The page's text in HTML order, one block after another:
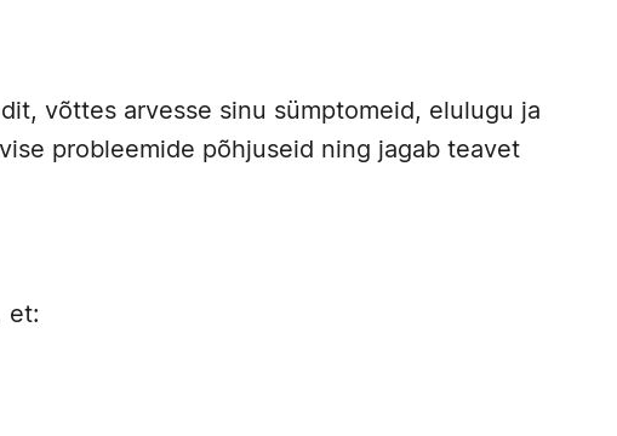
võttes arvesse sinu sümptomeid, elulugu ja
probleemide põhjuseid ning jagab teavet
et: